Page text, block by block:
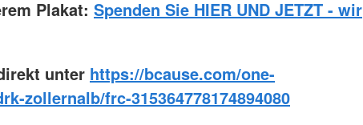
Plakat: Spenden Sie HIER UND JETZT - wir
unter https://bcause.com/one-
zollernalb/frc-315364778174894080